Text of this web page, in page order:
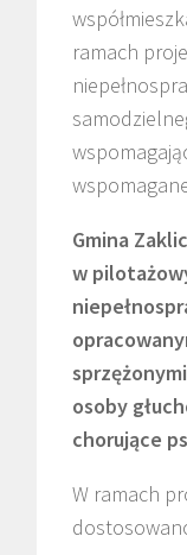
ramach
Gmina
w
osoby
chorujące
W ramach